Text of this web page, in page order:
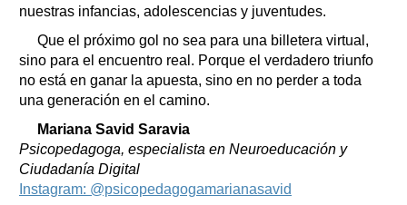
nuestras infancias, adolescencias y juventudes.
Que el próximo gol no sea para una billetera virtual,
sino para el encuentro real. Porque el verdadero triunfo
no está en ganar la apuesta, sino en no perder a toda
una generación en el camino.
Mariana Savid Saravia
Psicopedagoga, especialista en Neuroeducación y
Ciudadanía Digital
Instagram: @psicopedagogamarianasavid